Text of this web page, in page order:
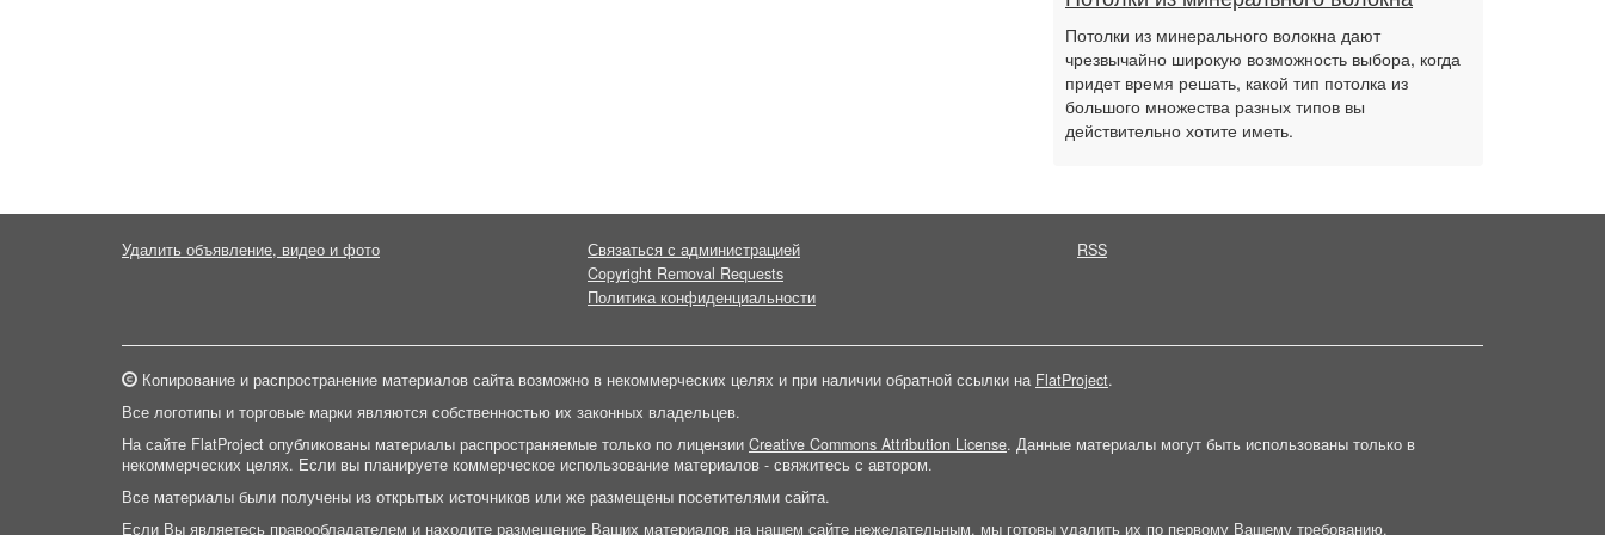
Потолки из минерального волокна дают
чрезвычайно широкую возможность выбора, когда
придет время решать, какой тип потолка из
большого множества разных типов вы
действительно хотите иметь.
Удалить объявление, видео и фото
Связаться с администрацией
Copyright Removal Requests
Политика конфиденциальности
RSS
Копирование и распространение материалов сайта возможно в некоммерческих целях и при наличии обратной ссылки на FlatProject.
Все логотипы и торговые марки являются собственностью их законных владельцев.
На сайте FlatProject опубликованы материалы распространяемые только по лицензии Creative Commons Attribution License. Данные материалы могут быть использованы только в
некоммерческих целях. Если вы планируете коммерческое использование материалов - свяжитесь с автором.
Все материалы были получены из открытых источников или же размещены посетителями сайта.
Если Вы являетесь правообладателем и находите размещение Ваших материалов на нашем сайте нежелательным, мы готовы удалить их по первому Вашему требованию.